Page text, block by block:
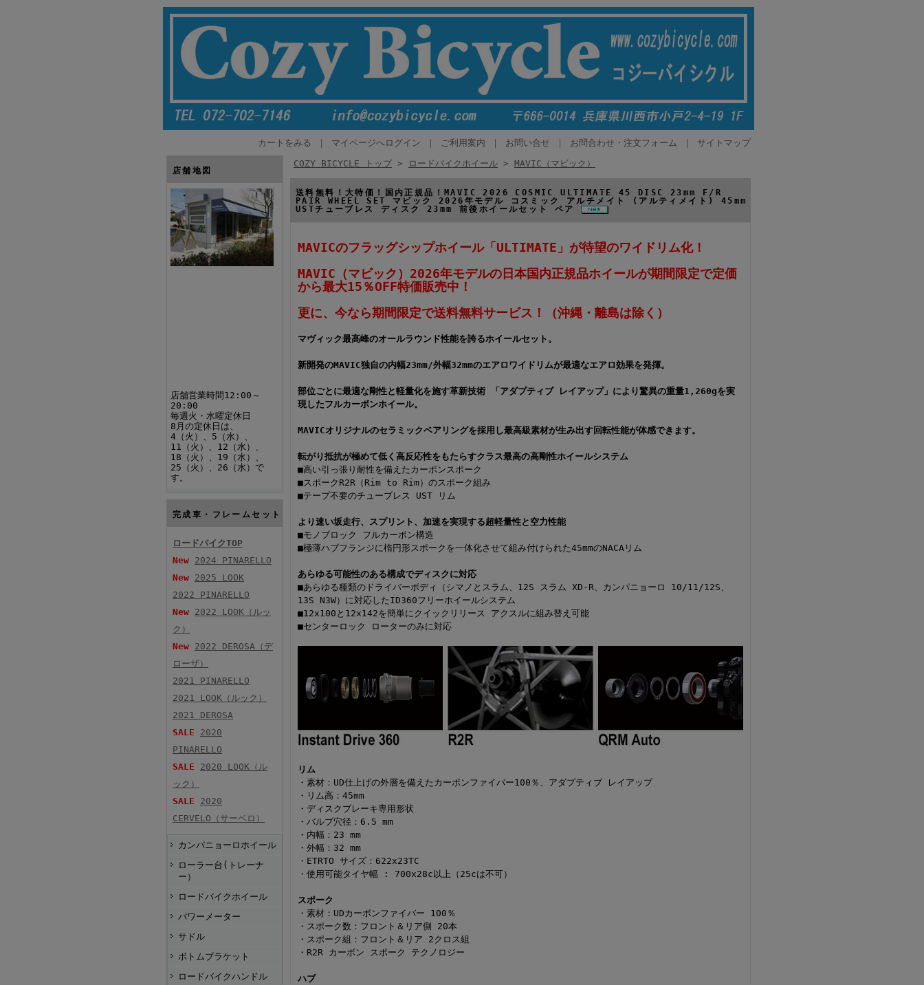
カートをみる マイページへログイン ご利用案内 お問い合せ お問合わせ・注文フォーム サイトマップ
店舗地図
店舗営業時間12:00～
20:00
毎週火・水曜定休日
8月の定休日は、
4（火）、5（水）、
11（火）、12（水）、
18（火）、19（水）、
25（火）、26（水）で
す。
完成車・フレームセット
ロードバイクTOP
New 2024 PINARELLO
New 2025 LOOK
2022 PINARELLO
New 2022 LOOK（ルッ
ク）
New 2022 DEROSA（デ
ローザ）
2021 PINARELLO
2021 LOOK（ルック）
2021 DEROSA
SALE
2020
PINARELLO
SALE
2020 LOOK（ル
ック）
SALE
2020
CERVELO（サーベロ）
カンパニョーロホイール
ローラー台(トレーナ
ー）
ロードバイクホイール
パワーメーター
サドル
ボトムブラケット
ロードバイクハンドル
COZY BICYCLE トップ > ロードバイクホイール > MAVIC（マビック）
送料無料！大特価！国内正規品！MAVIC 2026 COSMIC ULTIMATE 45 DISC 23mm F/R
PAIR WHEEL SET マビック 2026年モデル コスミック アルチメイト (アルティメイト) 45mm
USTチューブレス ディスク 23mm 前後ホイールセット ペア
MAVICのフラッグシップホイール「ULTIMATE」が待望のワイドリム化！
MAVIC（マビック）2026年モデルの日本国内正規品ホイールが期間限定で定価
から最大15％OFF特価販売中！
更に、今なら期間限定で送料無料サービス！（沖縄・離島は除く）
マヴィック最高峰のオールラウンド性能を誇るホイールセット。
新開発のMAVIC独自の内幅23mm/外幅32mmのエアロワイドリムが最適なエアロ効果を発揮。
部位ごとに最適な剛性と軽量化を施す革新技術 「アダプティブ レイアップ」により驚異の重量1,260gを実
現したフルカーボンホイール。
MAVICオリジナルのセラミックベアリングを採用し最高級素材が生み出す回転性能が体感できます。
転がり抵抗が極めて低く高反応性をもたらすクラス最高の高剛性ホイールシステム
■高い引っ張り耐性を備えたカーボンスポーク
■スポークR2R（Rim to Rim）のスポーク組み
■テープ不要のチューブレス UST リム
より速い坂走行、スプリント、加速を実現する超軽量性と空力性能
■モノブロック フルカーボン構造
■極薄ハブフランジに楕円形スポークを一体化させて組み付けられた45mmのNACAリム
あらゆる可能性のある構成でディスクに対応
■あらゆる種類のドライバーボディ（シマノとスラム、12S スラム XD-R、カンパニョーロ 10/11/12S、
13S N3W）に対応したID360フリーホイールシステム
■12x100と12x142を簡単にクイックリリース アクスルに組み替え可能
■センターロック ローターのみに対応
リム
・素材：UD仕上げの外層を備えたカーボンファイバー100％、アダプティブ レイアップ
・リム高：45mm
・ディスクブレーキ専用形状
・バルブ穴径：6.5 mm
・内幅：23 mm
・外幅：32 mm
・ETRTO サイズ：622x23TC
・使用可能タイヤ幅 : 700x28c以上（25cは不可）
スポーク
・素材：UDカーボンファイバー 100％
・スポーク数：フロント＆リア側 20本
・スポーク組：フロント＆リア 2クロス組
・R2R カーボン スポーク テクノロジー
ハブ